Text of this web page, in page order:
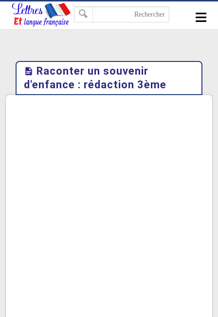
≡
Raconter un souvenir
d'enfance : rédaction 3ème